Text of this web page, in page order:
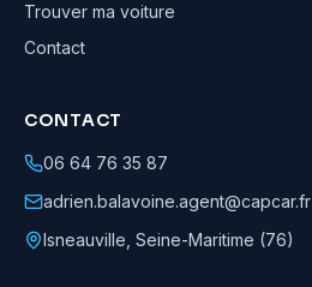
Trouver ma voiture
Contact
CONTACT
06 64 76 35 87
adrien.balavoine.agent@capcar.fr
Isneauville Seine-Maritime (76)